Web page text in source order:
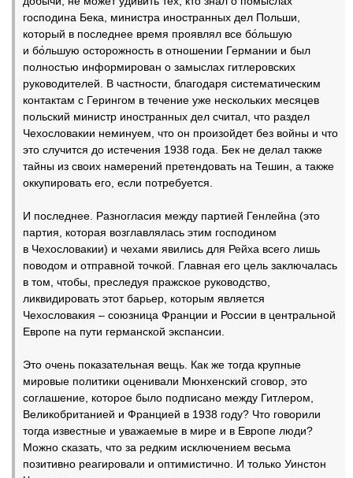
господина Бека, министра иностранных дел Польши,
который в последнее время проявлял все бо́льшую
и бо́льшую осторожность в отношении Германии и был
полностью информирован о замыслах гитлеровских
руководителей. В частности, благодаря систематическим
контактам с Герингом в течение уже нескольких месяцев
польский министр иностранных дел считал, что раздел
Чехословакии неминуем, что он произойдет без войны и что
это случится до истечения 1938 года. Бек не делал также
тайны из своих намерений претендовать на Тешин, а также
оккупировать его, если потребуется.
И последнее. Разногласия между партией Генлейна (это
партия, которая возглавлялась этим господином
в Чехословакии) и чехами явились для Рейха всего лишь
поводом и отправной точкой. Главная его цель заключалась
в том, чтобы, преследуя пражское руководство,
ликвидировать этот барьер, которым является
Чехословакия – союзница Франции и России в центральной
Европе на пути германской экспансии.
Это очень показательная вещь. Как же тогда крупные
мировые политики оценивали Мюнхенский сговор, это
соглашение, которое было подписано между Гитлером,
Великобританией и Францией в 1938 году? Что говорили
тогда известные и уважаемые в мире и в Европе люди?
Можно сказать, что за редким исключением весьма
позитивно реагировали и оптимистично. И только Уинстон